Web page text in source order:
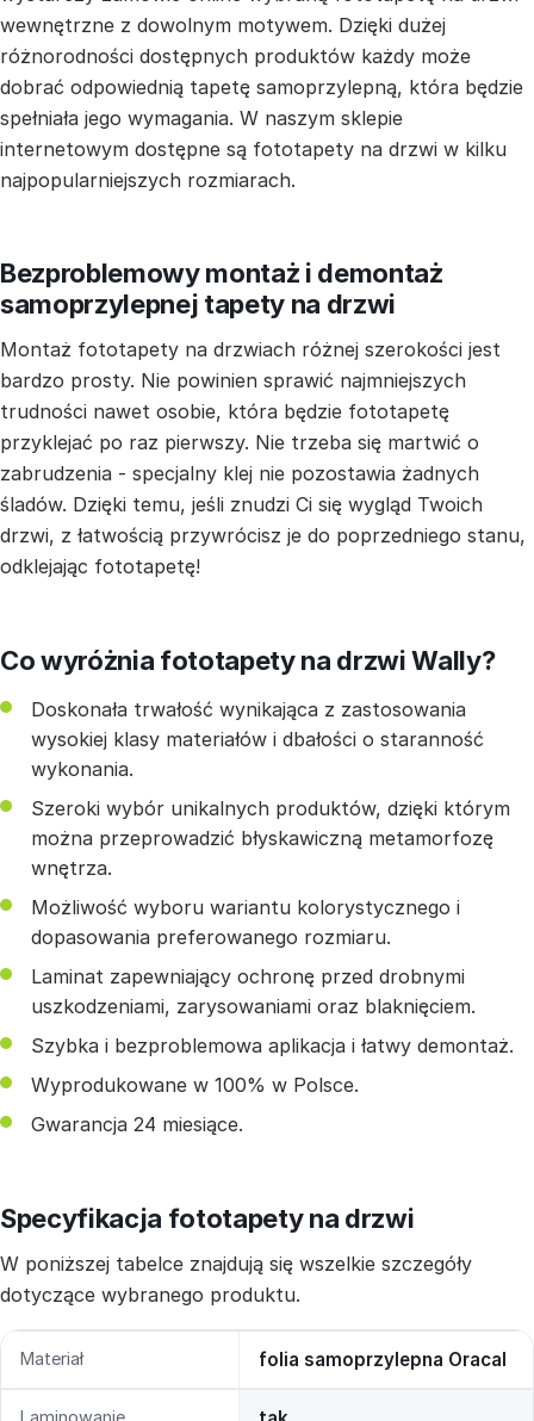
wewnętrzne z dowolnym motywem. Dzięki dużej
różnorodności dostępnych produktów każdy może
dobrać odpowiednią tapetę samoprzylepną, która będzie
spełniała jego wymagania. W naszym sklepie
internetowym dostępne są fototapety na drzwi w kilku
najpopularniejszych rozmiarach.
Bezproblemowy montaż i demontaż
samoprzylepnej tapety na drzwi
Montaż fototapety na drzwiach różnej szerokości jest
bardzo prosty. Nie powinien sprawić najmniejszych
trudności nawet osobie, która będzie fototapetę
przyklejać po raz pierwszy. Nie trzeba się martwić o
zabrudzenia - specjalny klej nie pozostawia żadnych
śladów. Dzięki temu, jeśli znudzi Ci się wygląd Twoich
drzwi, z łatwością przywrócisz je do poprzedniego stanu,
odklejając fototapetę!
Co wyróżnia fototapety na drzwi Wally?
Doskonała trwałość wynikająca z zastosowania
wysokiej klasy materiałów i dbałości o staranność
wykonania.
Szeroki wybór unikalnych produktów, dzięki którym
można przeprowadzić błyskawiczną metamorfozę
wnętrza.
Możliwość wyboru wariantu kolorystycznego i
dopasowania preferowanego rozmiaru.
Laminat zapewniający ochronę przed drobnymi
uszkodzeniami, zarysowaniami oraz blaknięciem.
Szybka i bezproblemowa aplikacja i łatwy demontaż.
Wyprodukowane w 100% w Polsce.
Gwarancja 24 miesiące.
Specyfikacja fototapety na drzwi
W poniższej tabelce znajdują się wszelkie szczegóły
dotyczące wybranego produktu.
Materiał folia samoprzylepna Oracal
Laminowanie